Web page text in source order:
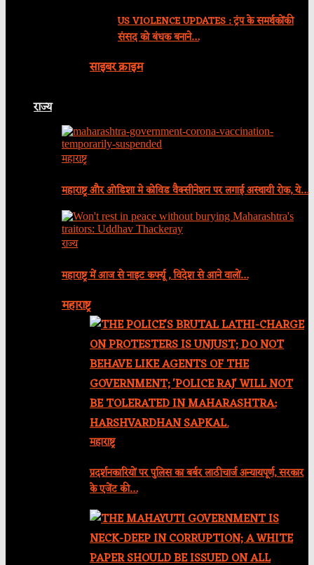
US VIOLENCE UPDATES : ट्रंप के समर्थकोंकी
संसद को बंधक बनाने…
साइबर क्राइम
राज्य
महाराष्ट्र
महाराष्ट्र और ओडिशा मे कोविड वैक्सीनेशन पर लगाई अस्थायी रोक, ये…
राज्य
महाराष्ट्र में आज से नाइट कर्फ्यू , विदेश से आने वालों…
महाराष्ट्र
महाराष्ट्र
प्रदर्शनकारियों पर पुलिस का बर्बर लाठीचार्ज अन्यायपूर्ण, सरकार
के एजेंट की…